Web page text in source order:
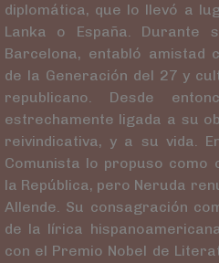
diplomática, que lo llevó a
Lanka o España. Durante
Barcelona, entabló amistad
de la Generación del 27 y
republicano. Desde
estrechamente ligada a su
reivindicativa, y a su vida.
Comunista lo propuso como
la República, pero Neruda
Allende. Su consagración
de la lírica
con el Premio Nobel de